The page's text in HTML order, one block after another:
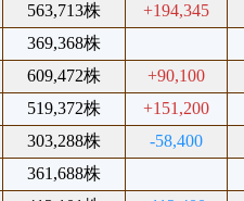
563,713株
+194,345
369,368株
609,472株
+90,100
519,372株
+151,200
303,288株 -58,400
361,688株